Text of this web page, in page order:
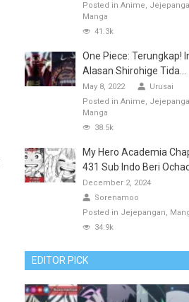
Posted in Anime
Manga
41.3k
One Piece: Terungkap!
Alasan Shirohige Tida...
May 8, 2022
Urusai
Posted in Anime
Manga
38.5k
My Hero Academia
431 Sub Indo Beri
December 2, 2024
Sorenamoo
Posted in Jejepangan
34.9k
EDITOR PICK